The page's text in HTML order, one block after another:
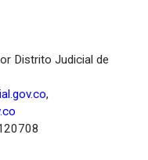
Distrito Judicial de
,